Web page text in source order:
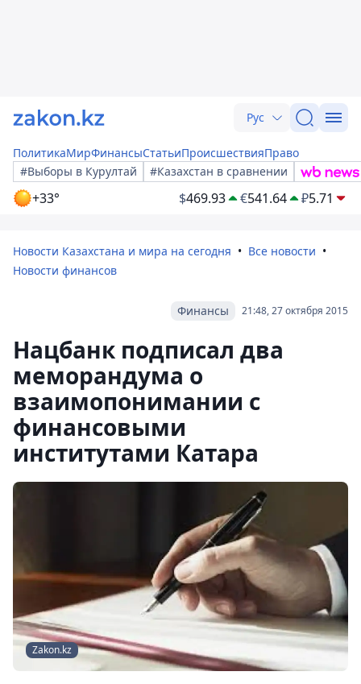
Рус
ПолитикаМирФинансыСтатьиПроисшествияПраво
#Выборы в Курултай
#Казахстан в сравнении
+33° $469.93 €541.64 ₽5.71
Новости Казахстана и мира на сегодня
Все новости
Новости финансов
21:48, 27 октября 2015
Финансы
Нацбанк подписал два
меморандума о
взаимопонимании с
финансовыми
институтами Катара
Zakon.kz